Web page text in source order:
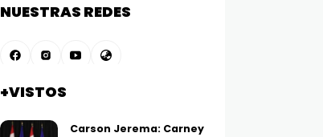
NUESTRAS REDES
+VISTOS
Carson Jerema: Carney